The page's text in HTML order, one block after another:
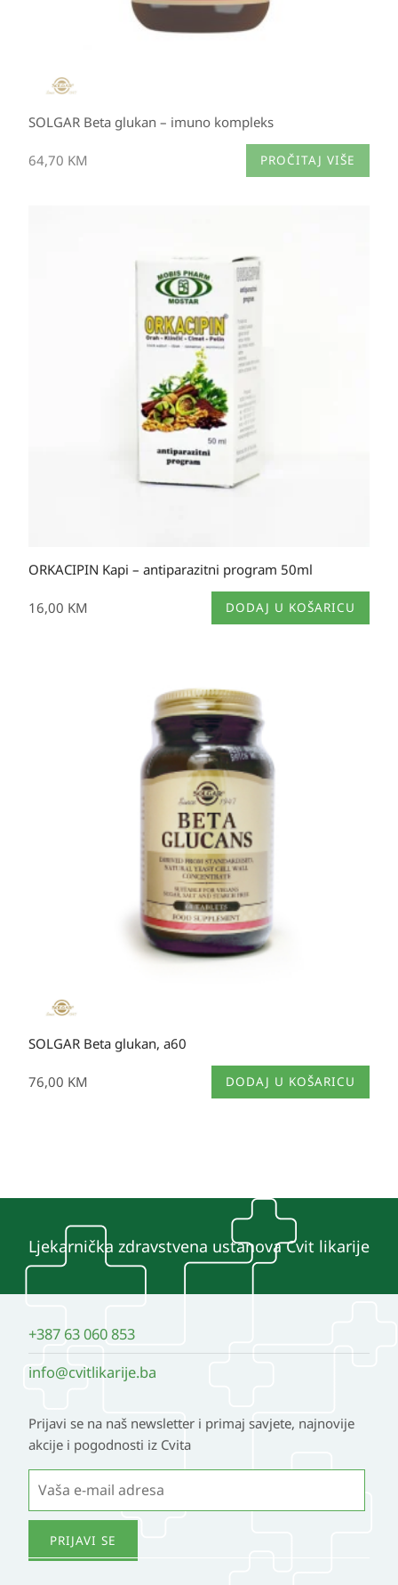
SOLGAR Beta glukan – imuno kompleks
64,70 KM PROČITAJ VIŠE
ORKACIPIN Kapi – antiparazitni program 50ml
16,00 KM DODAJ U KOŠARICU
SOLGAR Beta glukan, a60
76,00 KM DODAJ U KOŠARICU
Ljekarnička zdravstvena ustanova Cvit likarije
+387 63 060 853
info@cvitlikarije.ba
Prijavi se na naš newsletter i primaj savjete, najnovije
akcije i pogodnosti iz Cvita